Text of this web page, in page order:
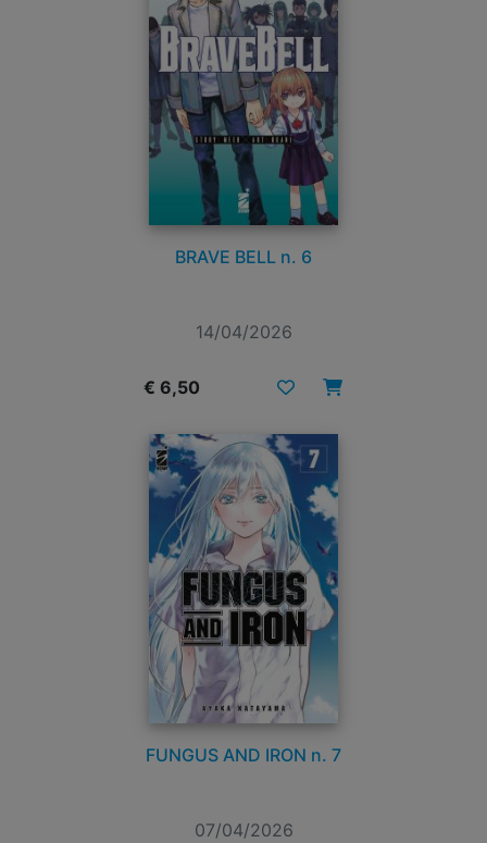
BRAVE BELL n. 6
14/04/2026
€ 6,50
FUNGUS AND IRON n. 7
07/04/2026